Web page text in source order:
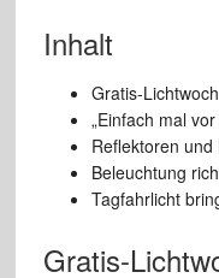
Inhalt
Gratis-
„Einfach mal
Reflektoren
Beleuchtung
Tagfahrlicht
Gratis-